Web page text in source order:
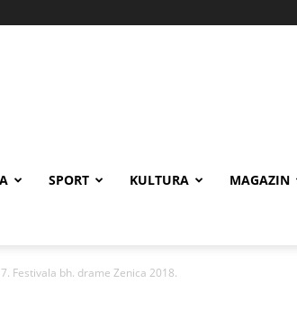
SPORT KULTURA MAGAZIN
Festivala bh. drame Zenica 2018.